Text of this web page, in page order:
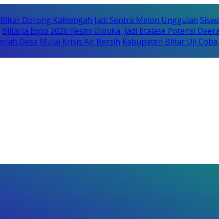
Dorong Kalitengah Jadi Sentra Melon Unggulan
Blitaria Expo 2026 Resmi Dibuka, Jadi Etalase Potensi
Desa Mulai Krisis Air Bersih Kabupaten Blitar Uji